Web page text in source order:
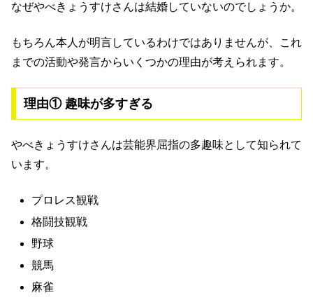
なぜやべきょうすけさんは結婚していないのでしょうか。
もちろん本人が明言しているわけではありませんが、これ
までの活動や発言からいくつかの理由が考えられます。
理由① 趣味が多すぎる
やべきょうすけさんは芸能界屈指の多趣味として知られて
います。
プロレス観戦
格闘技観戦
野球
競馬
麻雀